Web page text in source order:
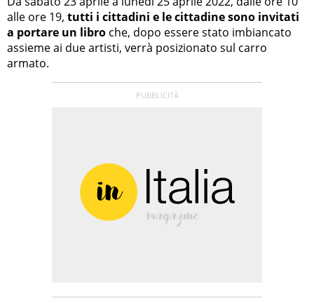
alle ore 19, tutti i cittadini e le cittadine sono invitati
a portare un libro che, dopo essere stato imbiancato
assieme ai due artisti, verrà posizionato sul carro
armato.